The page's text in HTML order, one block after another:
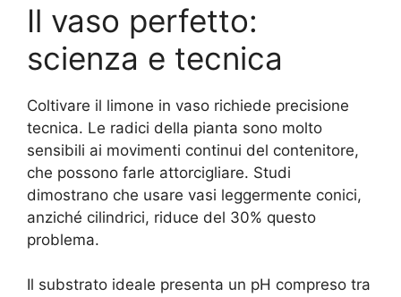
Il vaso perfetto:
scienza e tecnica
Coltivare il limone in vaso richiede precisione
tecnica. Le radici della pianta sono molto
sensibili ai movimenti continui del contenitore,
che possono farle attorcigliare. Studi
dimostrano che usare vasi leggermente conici,
anziché cilindrici, riduce del 30% questo
problema.
Il substrato ideale presenta un pH compreso tra